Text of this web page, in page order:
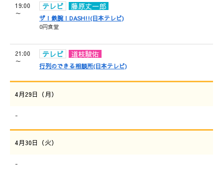
19:00
～
テレビ 藤原丈一郎
ザ！鉄腕！DASH!!(日本テレビ)
0円食堂
21:00
～
テレビ 道枝駿佑
行列のできる相談所(日本テレビ)
4月29日（月）
-
4月30日（火）
-